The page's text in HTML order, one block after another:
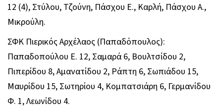
12 (4), Στύλου, Τζούνη, Πάσχου Ε., Καρλή, Πάσχου Α.,
Μικρούλη.
ΣΦΚ Πιερικός Αρχέλαος (Παπαδόπουλος):
Παπαδοπούλου Ε. 12, Σαμαρά 6, Βουλτσίδου 2,
Πιπερίδου 8, Αμανατίδου 2, Ράπτη 6, Σωπιάδου 15,
Μαυρίδου 15, Σωτηρίου 4, Κομπατσιάρη 6, Γερμανίδου
Φ. 1, Λεωνίδου 4.